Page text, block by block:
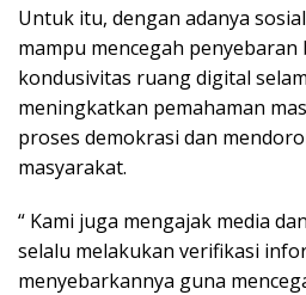
Untuk itu, dengan adanya
mampu mencegah
kondusivitas ruang digital
meningkatkan pemahaman
proses demokrasi dan
masyarakat.
“ Kami juga mengajak media
selalu melakukan verifikasi
menyebarkannya guna